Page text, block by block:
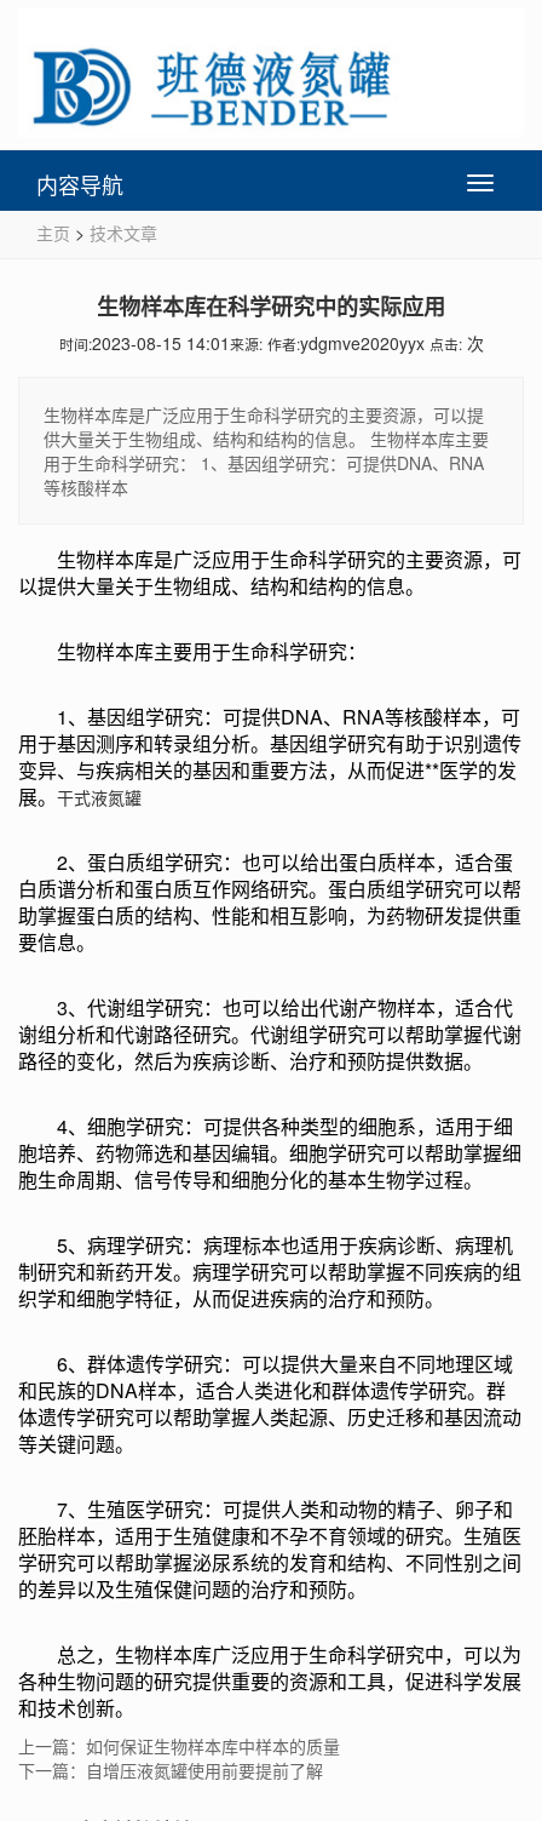
Toggle
内容导航
主页 > 技术文章
生物样本库在科学研究中的实际应用
时间:2023-08-15 14:01来源: 作者:ydgmve2020yyx 点击: 次
生物样本库是广泛应用于生命科学研究的主要资源，可以提
供大量关于生物组成、结构和结构的信息。 生物样本库主要
用于生命科学研究： 1、基因组学研究：可提供DNA、RNA
等核酸样本
生物样本库是广泛应用于生命科学研究的主要资源，可
以提供大量关于生物组成、结构和结构的信息。
生物样本库主要用于生命科学研究：
1、基因组学研究：可提供DNA、RNA等核酸样本，可
用于基因测序和转录组分析。基因组学研究有助于识别遗传
变异、与疾病相关的基因和重要方法，从而促进**医学的发
展。 干式液氮罐
2、蛋白质组学研究：也可以给出蛋白质样本，适合蛋
白质谱分析和蛋白质互作网络研究。蛋白质组学研究可以帮
助掌握蛋白质的结构、性能和相互影响，为药物研发提供重
要信息。
3、代谢组学研究：也可以给出代谢产物样本，适合代
谢组分析和代谢路径研究。代谢组学研究可以帮助掌握代谢
路径的变化，然后为疾病诊断、治疗和预防提供数据。
4、细胞学研究：可提供各种类型的细胞系，适用于细
胞培养、药物筛选和基因编辑。细胞学研究可以帮助掌握细
胞生命周期、信号传导和细胞分化的基本生物学过程。
5、病理学研究：病理标本也适用于疾病诊断、病理机
制研究和新药开发。病理学研究可以帮助掌握不同疾病的组
织学和细胞学特征，从而促进疾病的治疗和预防。
6、群体遗传学研究：可以提供大量来自不同地理区域
和民族的DNA样本，适合人类进化和群体遗传学研究。群
体遗传学研究可以帮助掌握人类起源、历史迁移和基因流动
等关键问题。
7、生殖医学研究：可提供人类和动物的精子、卵子和
胚胎样本，适用于生殖健康和不孕不育领域的研究。生殖医
学研究可以帮助掌握泌尿系统的发育和结构、不同性别之间
的差异以及生殖保健问题的治疗和预防。
总之，生物样本库广泛应用于生命科学研究中，可以为
各种生物问题的研究提供重要的资源和工具，促进科学发展
和技术创新。
上一篇：如何保证生物样本库中样本的质量
下一篇：自增压液氮罐使用前要提前了解